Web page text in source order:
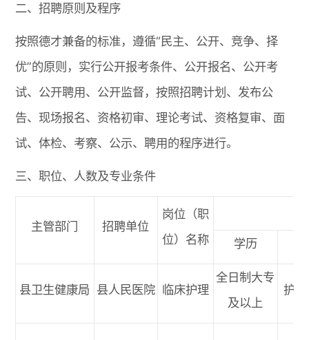
二、招聘原则及程序
按照德才兼备的标准，遵循“民主、公开、竞争、择
优”的原则，实行公开报考条件、公开报名、公开考
试、公开聘用、公开监督，按照招聘计划、发布公
告、现场报名、资格初审、理论考试、资格复审、面
试、体检、考察、公示、聘用的程序进行。
三、职位、人数及专业条件
主管部门 招聘单位
岗位（职
位）名称
学历
县卫生健康局 县人民医院 临床护理
全日制大专
及以上
护